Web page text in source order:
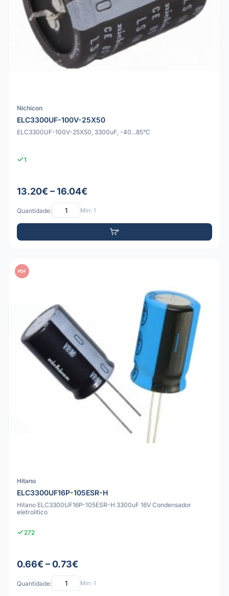
Nichicon
ELC3300UF-100V-25X50
ELC3300UF-100V-25X50, 3300uF, -40...85°C
1
13.20€ – 16.04€
Quantidade: Mín: 1
PDF
Hitano
ELC3300UF16P-105ESR-H
Hitano ELC3300UF16P-105ESR-H 3300uF 16V Condensador
eletrolítico
272
0.66€ – 0.73€
Quantidade: Mín: 1